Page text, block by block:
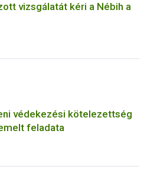
vizsgálatát kéri a Nébih a
védekezési kötelezettség
feladata